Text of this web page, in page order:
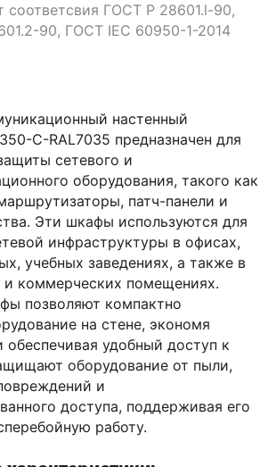
соответсвия ГОСТ Р 28601.l-90,
90, ГOСТ IEC 60950-1-2014
настенный
С-RAL7035 предназначен для
сетевого и
оборудования, такого как
патч-панели и
Эти шкафы используются для
инфраструктуры в офисах,
учебных заведениях, а также в
коммерческих помещениях.
позволяют компактно
на стене, экономя
обеспечивая удобный доступ к
оборудование от пыли,
и
доступа, поддерживая его
работу.